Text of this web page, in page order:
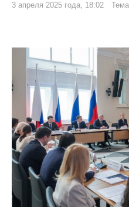
3 апреля 2025 года, 18:02